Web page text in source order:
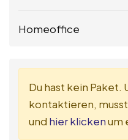
Homeoffice
Du hast kein Paket.
kontaktieren,
und hier klickenum